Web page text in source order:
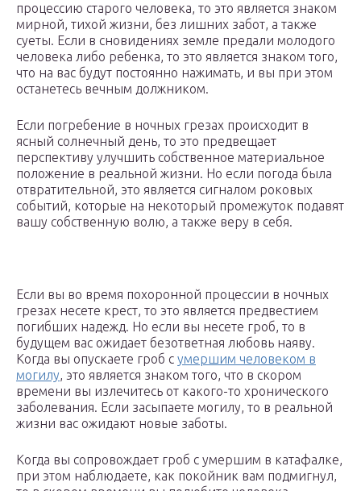
процессию старого человека, то это является знаком
мирной, тихой жизни, без лишних забот, а также
суеты. Если в сновидениях земле предали молодого
человека либо ребенка, то это является знаком того,
что на вас будут постоянно нажимать, и вы при этом
останетесь вечным должником.
Если погребение в ночных грезах происходит в
ясный солнечный день, то это предвещает
перспективу улучшить собственное материальное
положение в реальной жизни. Но если погода была
отвратительной, это является сигналом роковых
событий, которые на некоторый промежуток подавят
вашу собственную волю, а также веру в себя.
Если вы во время похоронной процессии в ночных
грезах несете крест, то это является предвестием
погибших надежд. Но если вы несете гроб, то в
будущем вас ожидает безответная любовь наяву.
Когда вы опускаете гроб с умершим человеком в
могилу, это является знаком того, что в скором
времени вы излечитесь от какого-то хронического
заболевания. Если засыпаете могилу, то в реальной
жизни вас ожидают новые заботы.
Когда вы сопровождает гроб с умершим в катафалке,
при этом наблюдаете, как покойник вам подмигнул,